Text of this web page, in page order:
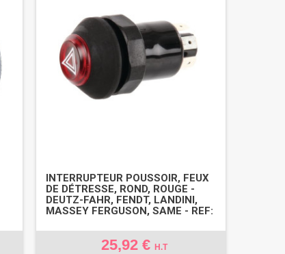
INTERRUPTEUR POUSSOIR, FEUX
DE DÉTRESSE, ROND, ROUGE -
DEUTZ-FAHR, FENDT, LANDINI,
MASSEY FERGUSON, SAME - REF:
25,92 €H.T